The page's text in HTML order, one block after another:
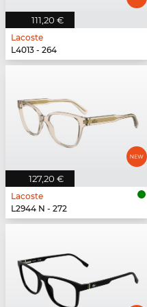
111,20 €
Lacoste
L4013 - 264
127,20 €
Lacoste
L2944 N - 272